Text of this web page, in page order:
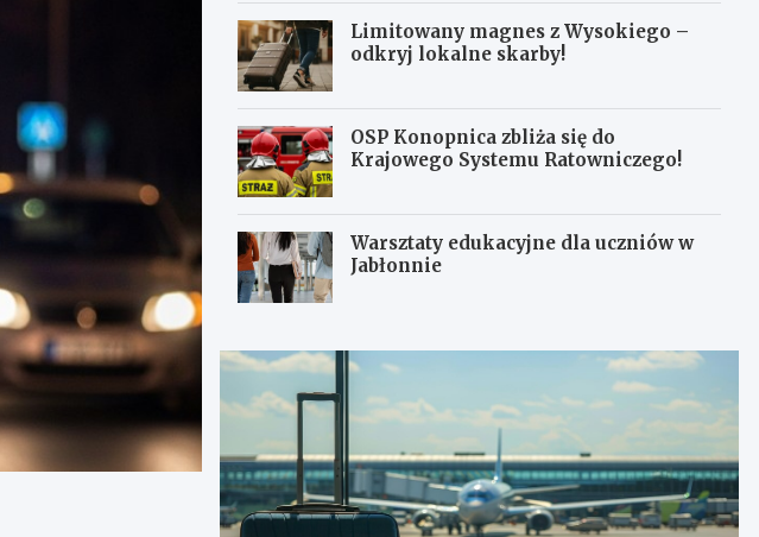
Limitowany magnes z Wysokiego –
odkryj lokalne skarby!
OSP Konopnica zbliża się do
Krajowego Systemu Ratowniczego!
Warsztaty edukacyjne dla uczniów w
Jabłonnie